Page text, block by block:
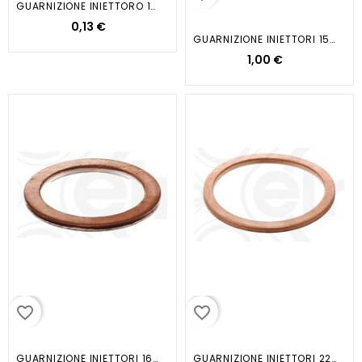
GUARNIZIONE INIETTORO 14X20X1 5...
0,13 €
GUARNIZIONE INIETTORI 15 X 20 X...
1,00 €
favorite_border
GUARNIZIONE INIETTORI 16 X 22 X...
favorite_border
GUARNIZIONE INIETTORI 22X 27X1 5...